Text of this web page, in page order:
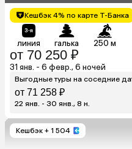
Кешбэк 4% по карте Т-Банка
линия галька 250 м
от 70 250 ₽
31 янв. - 6 февр., 6 ночей
Выгодные туры на соседние
от 71 258 ₽
22 янв. - 30 янв., 8 н.
Кешбэк + 1 504